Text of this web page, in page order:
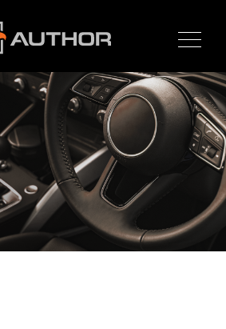
ーアラーム home
Home
ホーム
News
最新情報